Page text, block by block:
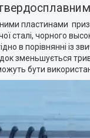
пластинами
сталі, чорного
в порівнянні із
зменьшується
бути